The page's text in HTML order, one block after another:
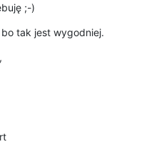
;-)
tak jest wygodniej.